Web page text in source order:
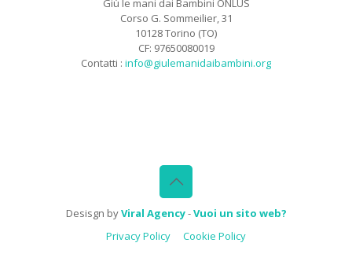
Giù le mani dai Bambini ONLUS
Corso G. Sommeilier, 31
10128 Torino (TO)
CF: 97650080019
Contatti : info@giulemanidaibambini.org
Desisgn byViral Agency-Vuoi un sito web?
Privacy Policy
Cookie Policy